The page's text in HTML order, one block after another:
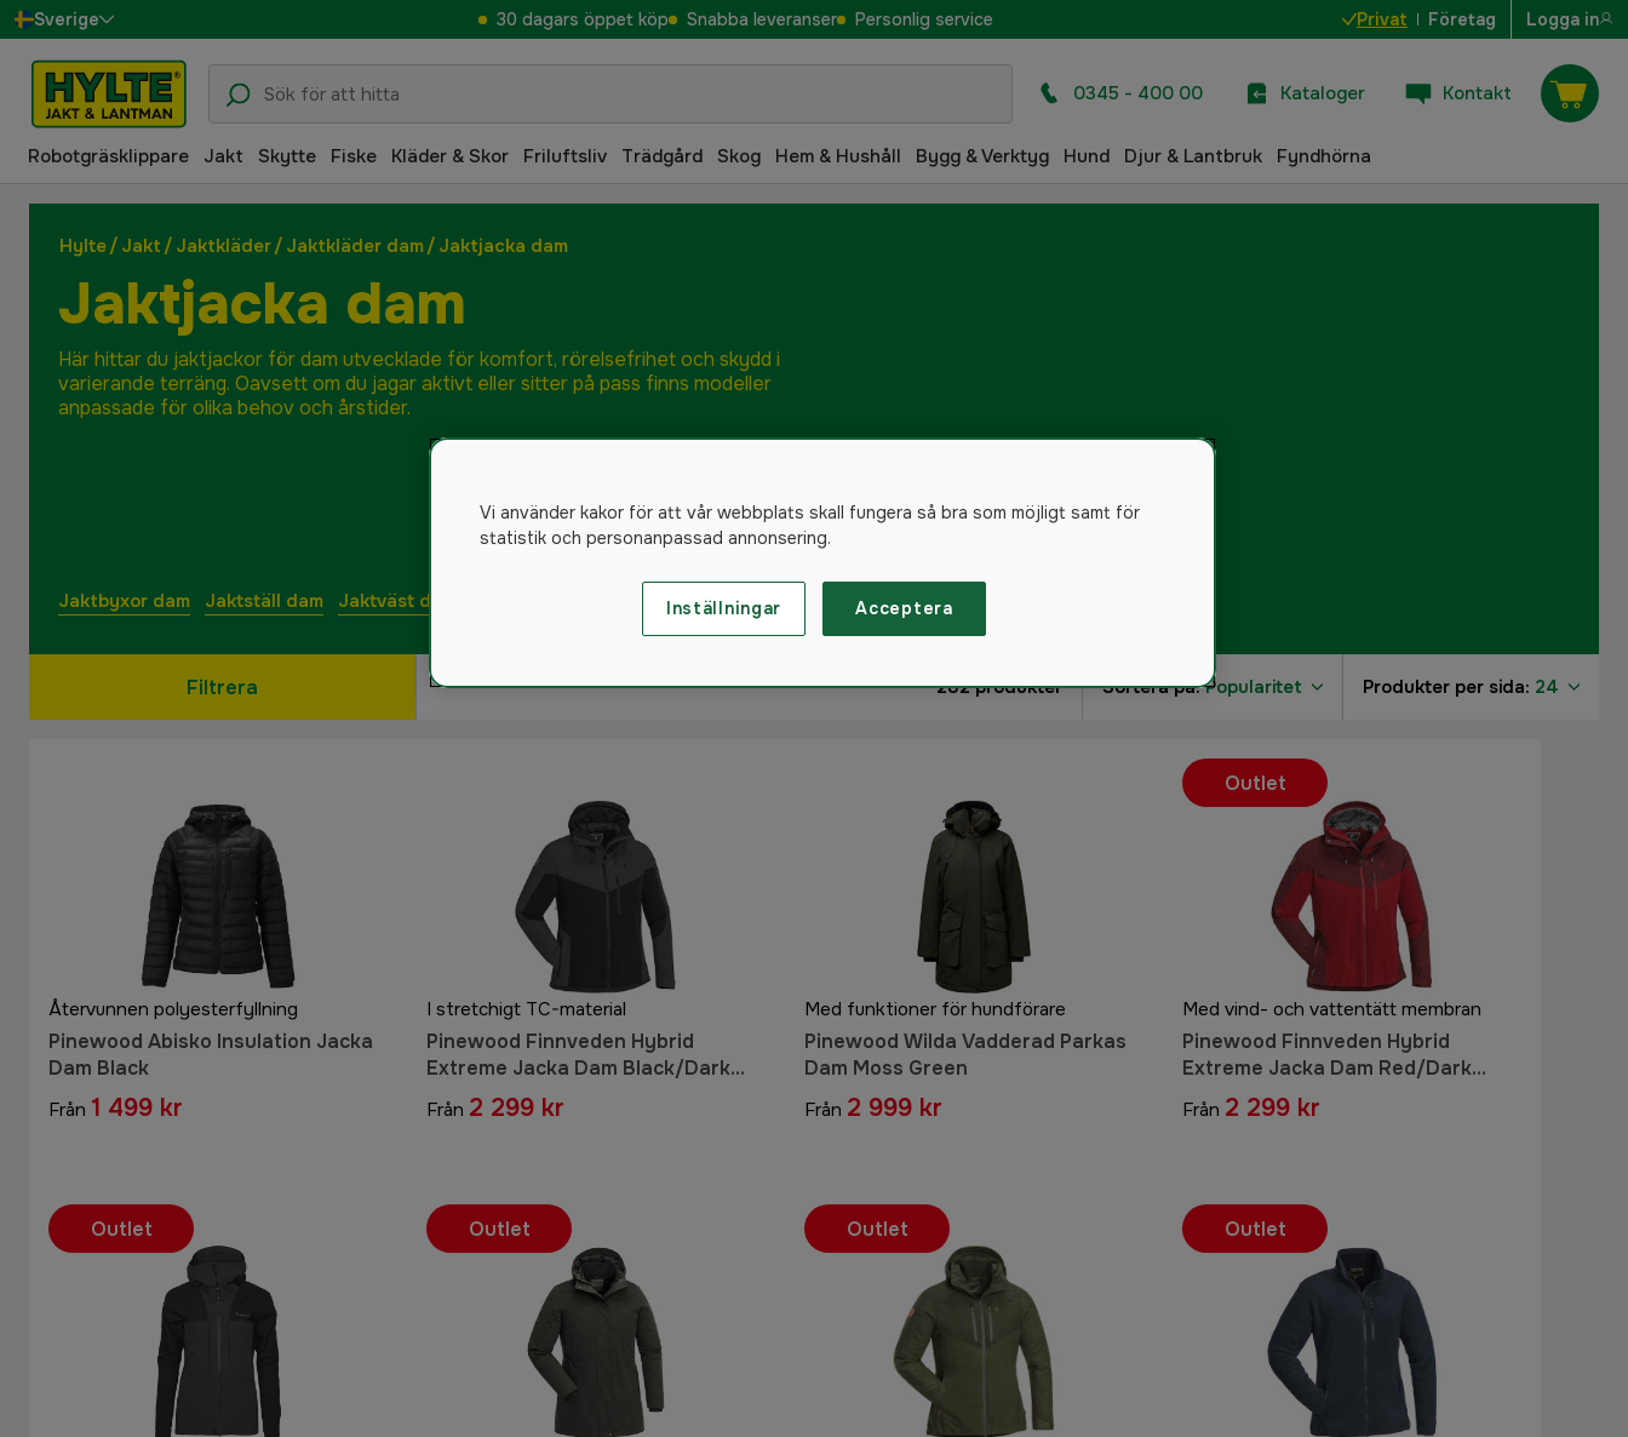
Sverige
Danmark
Suomi
Norge
30 dagars öppet köp Snabba leveranser Personlig service Privat Företag Logga in
0345 - 400 00 Kataloger Kontakt
Robotgräsklippare Jakt Skytte Fiske Kläder & Skor Friluftsliv Trädgård Skog Hem & Hushåll Bygg & Verktyg Hund Djur & Lantbruk Fyndhörna
Hylte/ Jakt / Jaktkläder/ Jaktkläder dam/ Jaktjacka dam
Jaktjacka dam
Här hittar du jaktjackor för dam utvecklade för komfort, rörelsefrihet och skydd i
varierande terräng. Oavsett om du jagar aktivt eller sitter på pass finns modeller
anpassade för olika behov och årstider.
Jaktbyxor dam Jaktställ dam Jaktväst dam Jaktskjorta dam
Filtrera 282produkter Sortera på:Popularitet Produkter per sida: 24
Återvunnen polyesterfyllning
Pinewood Abisko Insulation Jacka
Dam Black
Från 1 499 kr
I stretchigt TC-material
Pinewood Finnveden Hybrid
Extreme Jacka Dam Black/Dark
Anthracite
Från 2 299 kr
Med funktioner för hundförare
Pinewood Wilda Vadderad Parkas
Dam Moss Green
Från 2 999 kr
Med vind- och vattentätt membran
Pinewood Finnveden Hybrid
Extreme Jacka Dam Red/Dark
Tomato
Från 2 299 kr
Outlet
Outlet Outlet Outlet Outlet
Vi använder kakor för att vår webbplats skall fungera så bra som möjligt samt för
statistik och personanpassad annonsering.
Inställningar Acceptera